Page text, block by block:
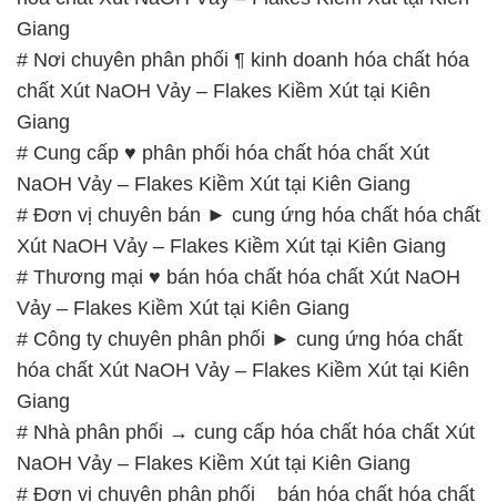
Giang
# Nơi chuyên phân phối ¶ kinh doanh hóa chất hóa
chất Xút NaOH Vảy – Flakes Kiềm Xút tại Kiên
Giang
# Cung cấp ♥ phân phối hóa chất hóa chất Xút
NaOH Vảy – Flakes Kiềm Xút tại Kiên Giang
# Đơn vị chuyên bán ► cung ứng hóa chất hóa chất
Xút NaOH Vảy – Flakes Kiềm Xút tại Kiên Giang
# Thương mại ♥ bán hóa chất hóa chất Xút NaOH
Vảy – Flakes Kiềm Xút tại Kiên Giang
# Công ty chuyên phân phối ► cung ứng hóa chất
hóa chất Xút NaOH Vảy – Flakes Kiềm Xút tại Kiên
Giang
# Nhà phân phối → cung cấp hóa chất hóa chất Xút
NaOH Vảy – Flakes Kiềm Xút tại Kiên Giang
# Đơn vị chuyên phân phối _ bán hóa chất hóa chất